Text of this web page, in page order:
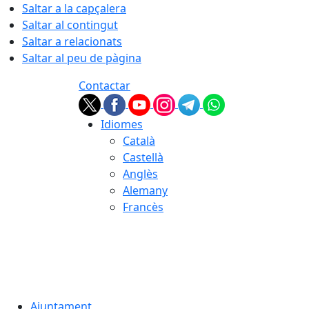
Saltar a la capçalera
Saltar al contingut
Saltar a relacionats
Saltar al peu de pàgina
Contactar
Idiomes
Català
Castellà
Anglès
Alemany
Francès